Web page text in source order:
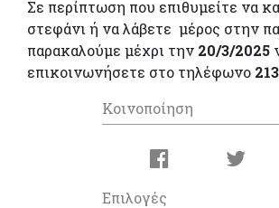
Σε περίπτωση που επιθυμείτε να
στεφάνι ή να λάβετε μέρος στην
παρακαλούμε μέχρι την 20/3/2025
επικοινωνήσετε στο τηλέφωνο
Κοινοποίηση
Επιλογές